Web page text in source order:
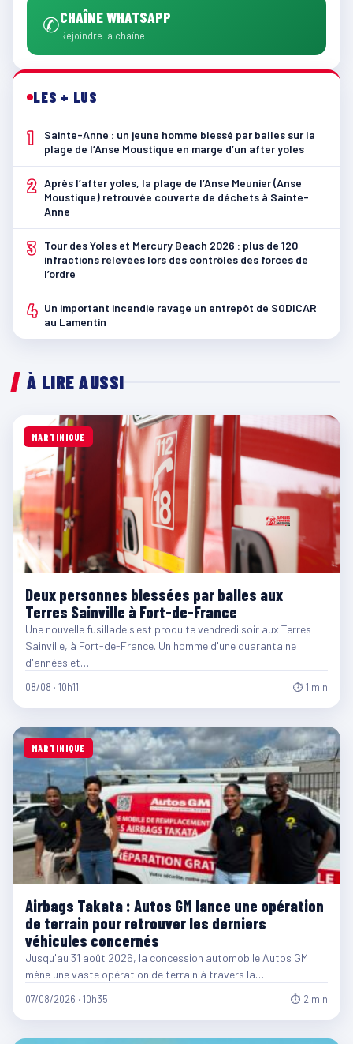
✆CHAÎNE WHATSAPP
Rejoindre la chaîne
LES + LUS
1
Sainte-Anne : un jeune homme blessé par balles sur la
plage de l’Anse Moustique en marge d’un after yoles
2 Après l’after yoles, la plage de l’Anse Meunier (Anse
Moustique) retrouvée couverte de déchets à Sainte-
Anne
3
Tour des Yoles et Mercury Beach 2026 : plus de 120
infractions relevées lors des contrôles des forces de
l’ordre
4 Un important incendie ravage un entrepôt de SODICAR
au Lamentin
À LIRE AUSSI
MARTINIQUE
Deux personnes blessées par balles aux
Terres Sainville à Fort-de-France
Une nouvelle fusillade s'est produite vendredi soir aux Terres
Sainville, à Fort-de-France. Un homme d'une quarantaine
d'années et…
08/08 · 10h11 ⏱ 1 min
MARTINIQUE
Airbags Takata : Autos GM lance une opération
de terrain pour retrouver les derniers
véhicules concernés
Jusqu'au 31 août 2026, la concession automobile Autos GM
mène une vaste opération de terrain à travers la…
07/08/2026 · 10h35 ⏱ 2 min